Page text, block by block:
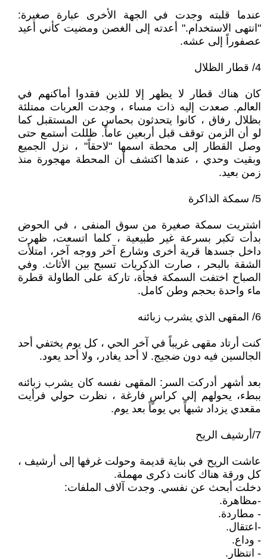
عندما قلبته وجدت في الجهة الأخرى عبارة صغيرة:
"انتهى الاستخدام." أعدته إلى الغصن ومضيت كأني أعيد
عصفوراً إلى عشه.
4/ قطار الظلال
كان هناك قطار لا يظهر إلا للذين فقدوا أماكنهم في
العالم. صعدت إليه ذات مساء ، وجدت العربات ممتلئة
بظلال رفاق ، كانوا يتحدثون بحماس عن المستقبل كما
لو أن الزمن توقف قبل أربعين عاماً. ظللت أستمع حتى
وصل القطار إلى محطة اسمها "لاحقاً" ، نزل الجميع
وبقيت وحدي ، عندها اكتشف أن المحطة مهجورة منذ
زمن بعيد.
5/ سمكة الذاكرة
اشتريت سمكة صغيرة من سوق المنفى ، في الحوض
بدأت تكبر بسرعة غير طبيعية ، كلما اتسعت، ظهرت
داخل جسدها قرية أخرى وشارع آخر ووجه آخر، امتلأت
الشقة بالبحر ، صارت الذكريات تسبح بين الأثاث. وفي
الصباح اختفت السمكة فجأة، تاركة على الطاولة قطرة
ماء واحدة بحجم وطن كامل.
6/ المقهى الذي يشرب زبائنه
كنت أرتاد مقهى غريباً في آخر الحي ، كل يوم يختفي أحد
الجالسين فيه دون ضجيج. لا أحد يغادر، ولا أحد يعود.
بعد أشهر أدركت السر: المقهى نفسه كان يشرب زبائنه
ببطء، يحولهم إلى كراسٍ فارغة ، نظرت حولي فرأيت
مقعدي يزداد شبهاً بي يوماً بعد يوم.
7/أرشيف الريح
عاشت الريح في بناية قديمة وحولت غرفها إلى أرشيف ،
كل ورقة هناك كانت ذكرى مهملة.
دخلت أبحث عن نفسي. وجدت آلاف الملفات:
-مظاهرة.
- مطاردة.
-اعتقال.
- وداع.
- انتظار.